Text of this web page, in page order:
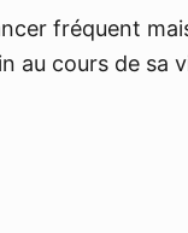
fréquent
au cours de sa